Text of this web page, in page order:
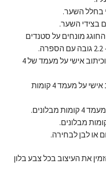
החוגג מונחים על סטנדים
2 בלונים שקופים עם אורות וכיתוב אישי על מעמד של 4
בלון אורבז מוכסף עם כיתוב אישי על מעמד 4 קומות
או לבן לבחירה.
את העיצוב בכל צבע בלון